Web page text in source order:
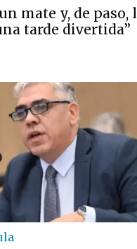
mate y, de paso,
tarde divertida”